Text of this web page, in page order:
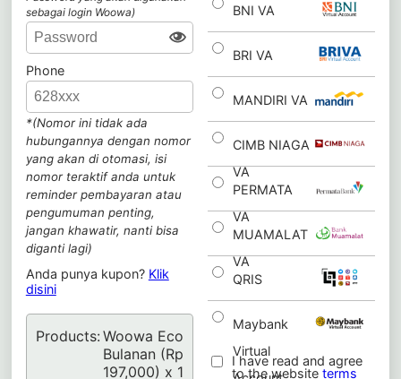
sebagai login Woowa)
Phone
*(Nomor ini tidak ada
hubungannya dengan nomor
yang akan di otomasi, isi
nomor teraktif anda untuk
reminder pembayaran atau
pengumuman penting,
jangan khawatir, nanti bisa
diganti lagi)
Anda punya kupon? Klik
disini
Products: Woowa Eco
Bulanan (Rp
197,000) x 1
BNI VA
BRI VA
MANDIRI VA
CIMB NIAGA
VA
PERMATA
VA
MUAMALAT
VA
QRIS
Maybank
Virtual
I have read and agree
to the websiteterms